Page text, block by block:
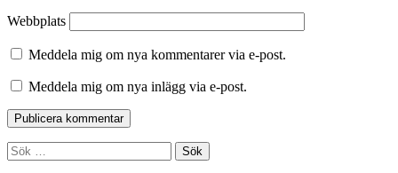
Webbplats
Meddela mig om nya kommentarer via e-post.
Meddela mig om nya inlägg via e-post.
Sök
efter: